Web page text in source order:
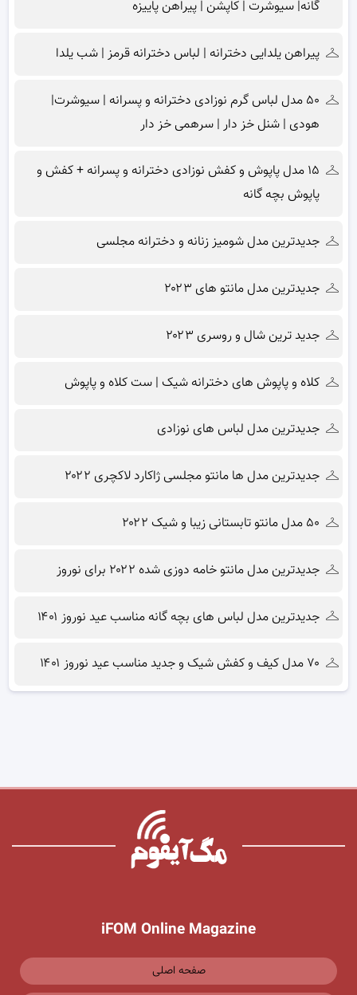
گانه| سیوشرت | کاپشن | پیراهن پاییزه
پیراهن یلدایی دخترانه | لباس دخترانه قرمز | شب یلدا
۵۰ مدل لباس گرم نوزادی دخترانه و پسرانه | سیوشرت|
هودی | شنل خز دار | سرهمی خز دار
۱۵ مدل پاپوش و کفش نوزادی دخترانه و پسرانه + کفش و
پاپوش بچه گانه
جدیدترین مدل شومیز زنانه و دخترانه مجلسی
جدیدترین مدل مانتو های ۲۰۲۳
جدید ترین شال و روسری ۲۰۲۳
کلاه و پاپوش های دخترانه شیک | ست کلاه و پاپوش
جدیدترین مدل لباس های نوزادی
جدیدترین مدل ها مانتو مجلسی ژاکارد لاکچری ۲۰۲۲
۵۰ مدل مانتو تابستانی زیبا و شیک ۲۰۲۲
جدیدترین مدل مانتو خامه دوزی شده ۲۰۲۲ برای نوروز
جدیدترین مدل لباس های بچه گانه مناسب عید نوروز ۱۴۰۱
۷۰ مدل کیف و کفش شیک و جدید مناسب عید نوروز ۱۴۰۱
iFOM Online Magazine
صفحه اصلی